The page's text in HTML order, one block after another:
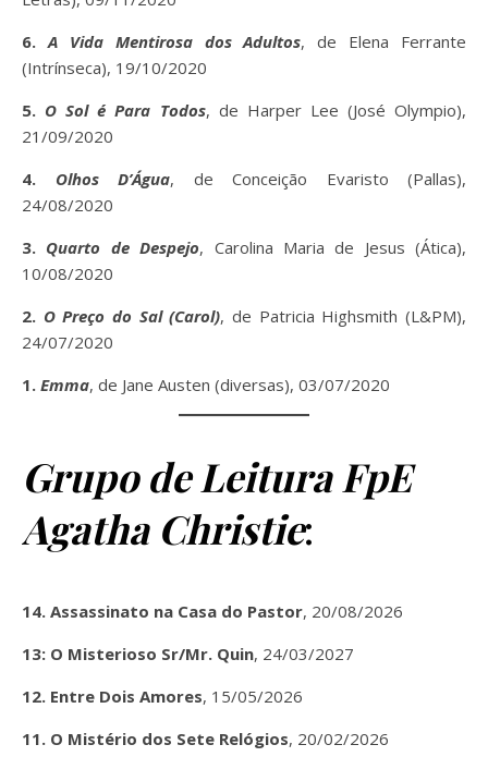
6.A Vida Mentirosa dos Adultos, de Elena Ferrante
(Intrínseca), 19/10/2020
5. O Sol é Para Todos, de Harper Lee (José Olympio),
21/09/2020
4.
Olhos D’Água, de Conceição Evaristo (Pallas),
24/08/2020
3. Quarto de Despejo, Carolina Maria de Jesus (Ática),
10/08/2020
2. O Preço do Sal (Carol), de Patricia Highsmith (L&PM),
24/07/2020
1. Emma, de Jane Austen (diversas), 03/07/2020
Grupo de Leitura FpE
Agatha Christie:
14. Assassinato na Casa do Pastor, 20/08/2026
13: O Misterioso Sr/Mr. Quin, 24/03/2027
12. Entre Dois Amores, 15/05/2026
11. O Mistério dos Sete Relógios, 20/02/2026